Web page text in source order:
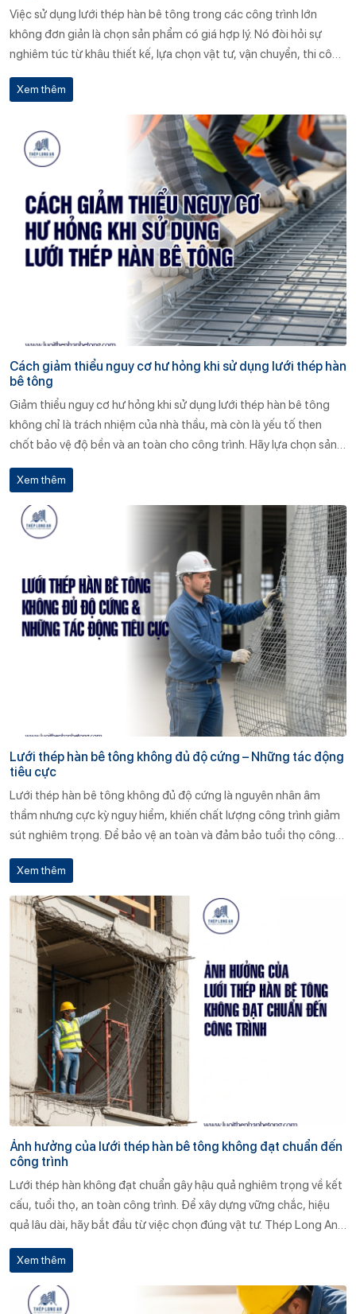
Việc sử dụng lưới thép hàn bê tông trong các công trình lớn
không đơn giản là chọn sản phẩm có giá hợp lý. Nó đòi hỏi sự
nghiêm túc từ khâu thiết kế, lựa chọn vật tư, vận chuyển, thi công
đến kiểm tra nghiệm thu. Một lựa chọn sai có thể khiến toàn bộ
kết cấu bị ảnh hưởng, gây tổn thất về kinh tế và uy tín.
Xem thêm
Cách giảm thiểu nguy cơ hư hỏng khi sử dụng lưới thép hàn
bê tông
Giảm thiểu nguy cơ hư hỏng khi sử dụng lưới thép hàn bê tông
không chỉ là trách nhiệm của nhà thầu, mà còn là yếu tố then
chốt bảo vệ độ bền và an toàn cho công trình. Hãy lựa chọn sản
phẩm đạt chuẩn, bảo quản và thi công đúng kỹ thuật, đồng thời
hợp tác với đơn vị cung cấp uy tín như Thép Long An để có được
giải pháp tối ưu và bền vững nhất.
Xem thêm
Lưới thép hàn bê tông không đủ độ cứng – Những tác động
tiêu cực
Lưới thép hàn bê tông không đủ độ cứng là nguyên nhân âm
thầm nhưng cực kỳ nguy hiểm, khiến chất lượng công trình giảm
sút nghiêm trọng. Để bảo vệ an toàn và đảm bảo tuổi thọ công
sản phẩm từ những đơn vị uy tín như Thép Long An – nơi đặt chất
lượng làm kim chỉ nam.
Xem thêm
Ảnh hưởng của lưới thép hàn bê tông không đạt chuẩn đến
công trình
Lưới thép hàn không đạt chuẩn gây hậu quả nghiêm trọng về kết
cấu, tuổi thọ, an toàn công trình. Để xây dựng vững chắc, hiệu
quả lâu dài, hãy bắt đầu từ việc chọn đúng vật tư. Thép Long An
cam kết mang đến giải pháp chất lượng cao cho mọi công trình.
Xem thêm